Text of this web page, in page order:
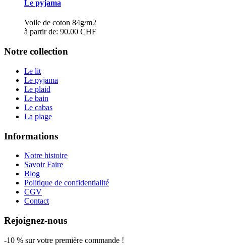
Le pyjama
Voile de coton 84g/m2
à partir de: 90.00 CHF
Notre collection
Le lit
Le pyjama
Le plaid
Le bain
Le cabas
La plage
Informations
Notre histoire
Savoir Faire
Blog
Politique de confidentialité
CGV
Contact
Rejoignez-nous
-10 % sur votre première commande !